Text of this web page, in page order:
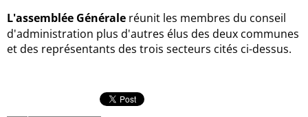
L'assemblée Générale réunit les membres du conseil
d'administration plus d'autres élus des deux communes
et des représentants des trois secteurs cités ci-dessus.